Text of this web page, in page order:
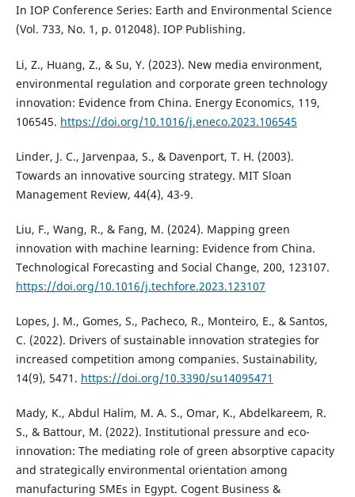
In IOP Conference Series: Earth and Environmental Science
(Vol. 733, No. 1, p. 012048). IOP Publishing.
Li, Z., Huang, Z., & Su, Y. (2023). New media environment,
environmental regulation and corporate green technology
innovation: Evidence from China. Energy Economics, 119,
106545. https://doi.org/10.1016/j.eneco.2023.106545
Linder, J. C., Jarvenpaa, S., & Davenport, T. H. (2003).
Towards an innovative sourcing strategy. MIT Sloan
Management Review, 44(4), 43-9.
Liu, F., Wang, R., & Fang, M. (2024). Mapping green
innovation with machine learning: Evidence from China.
Technological Forecasting and Social Change, 200, 123107.
https://doi.org/10.1016/j.techfore.2023.123107
Lopes, J. M., Gomes, S., Pacheco, R., Monteiro, E., & Santos,
C. (2022). Drivers of sustainable innovation strategies for
increased competition among companies. Sustainability,
14(9), 5471. https://doi.org/10.3390/su14095471
Mady, K., Abdul Halim, M. A. S., Omar, K., Abdelkareem, R.
S., & Battour, M. (2022). Institutional pressure and eco-
innovation: The mediating role of green absorptive capacity
and strategically environmental orientation among
manufacturing SMEs in Egypt. Cogent Business &